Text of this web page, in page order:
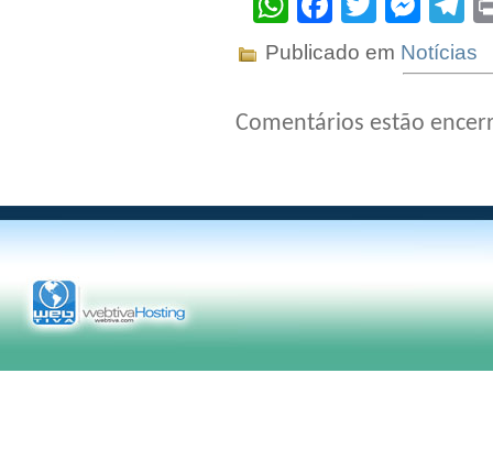
Publicado em Notícias
Comentários estão